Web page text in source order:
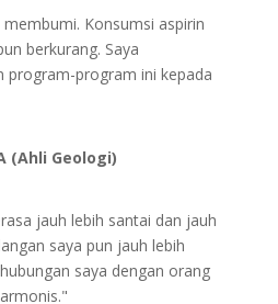
Konsumsi aspirin
berkurang. Saya
program-program ini kepada
(Ahli Geologi)
jauh lebih santai dan jauh
saya pun jauh lebih
saya dengan orang